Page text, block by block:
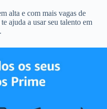
alta e com mais vagas de
ajuda a usar seu talento em